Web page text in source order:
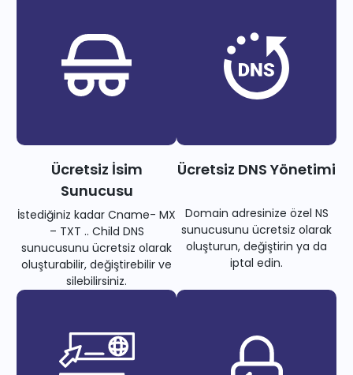
Ücretsiz İsim
Sunucusu
İstediğiniz kadar Cname- MX
– TXT .. Child DNS
sunucusunu ücretsiz olarak
oluşturabilir, değiştirebilir ve
silebilirsiniz.
Ücretsiz DNS Yönetimi
Domain adresinize özel NS
sunucusunu ücretsiz olarak
oluşturun, değiştirin ya da
iptal edin.